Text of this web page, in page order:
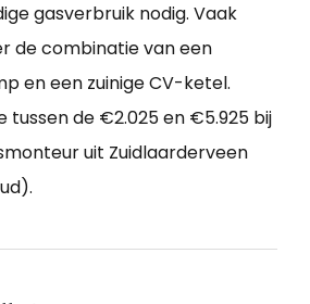
gasverbruik nodig. Vaak
de combinatie van een
en een zuinige CV-ketel.
tussen de €2.025 en €5.925 bij
uit Zuidlaarderveen